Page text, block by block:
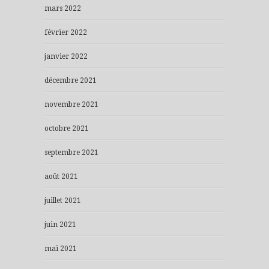
mars 2022
février 2022
janvier 2022
décembre 2021
novembre 2021
octobre 2021
septembre 2021
août 2021
juillet 2021
juin 2021
mai 2021